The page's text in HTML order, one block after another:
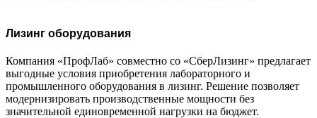
Лизинг оборудования
Компания «ПрофЛаб» совместно со «СберЛизинг» предлагает
выгодные условия приобретения лабораторного и
промышленного оборудования в лизинг. Решение позволяет
модернизировать производственные мощности без
значительной единовременной нагрузки на бюджет.